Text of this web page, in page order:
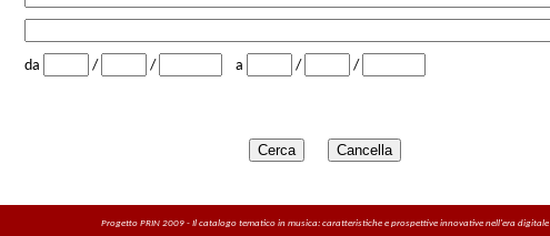
da / / a / /
Progetto PRIN 2009 - Il catalogo tematico in musica: caratteristiche e prospettive innovative nell'era digitale